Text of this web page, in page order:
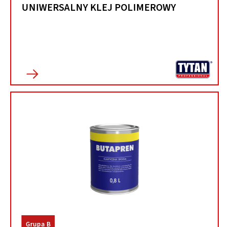
UNIWERSALNY KLEJ POLIMEROWY
Grupa B